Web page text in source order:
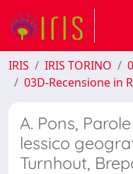
IRIS IRIS TORINO
03D-Recensione in
A. Pons,
lessico
Turnhout,